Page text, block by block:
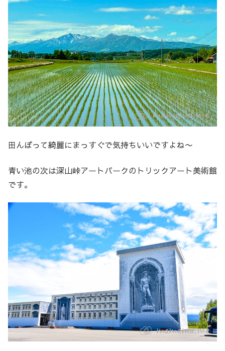
田んぼって綺麗にまっすぐで気持ちいいですよね〜
青い池の次は深山峠アートパークのトリックアート美術館
です。